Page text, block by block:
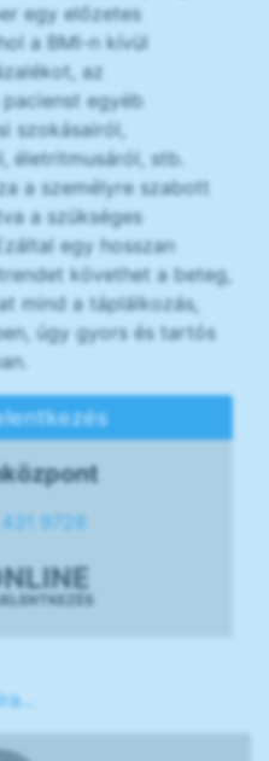
egy előzetes
a BMI-n kívül
az
egyéb
szokásairól,
életritmusáról, stb.
a személyre szabott
a szükséges
egy hosszan
követhet a beteg,
mind a táplálkozás,
úgy gyors és tartós
9728